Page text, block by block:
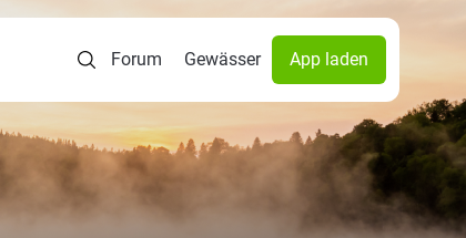
Forum Gewässer App laden